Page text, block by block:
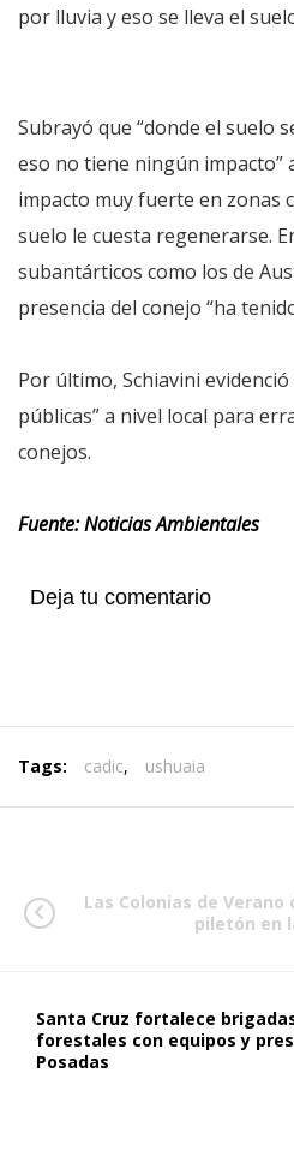
por lluvia y eso se lleva el
Subrayó que “donde el suelo
eso no tiene ningún impacto”
impacto muy fuerte en zonas
suelo le cuesta regenerarse.
subantárticos como los de
presencia del conejo “ha
Por último, Schiavini
públicas” a nivel local para
conejos.
Fuente: Noticias Ambientales
Deja tu comentario
Tags: cadic, ushuaia
Las Colonias de
piletón en
Santa Cruz fortalece
forestales con equipos y
Posadas